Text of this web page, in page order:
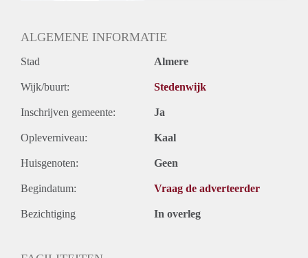
ALGEMENE INFORMATIE
Stad Almere
Wijk/buurt: Stedenwijk
Inschrijven gemeente: Ja
Opleverniveau: Kaal
Huisgenoten: Geen
Begindatum: Vraag de adverteerder
Bezichtiging In overleg